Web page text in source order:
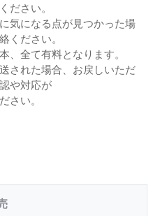
ださい。
気になる点が見つかった場
ください。
全て有料となります。
された場合、お戻しいただ
や対応が
さい。